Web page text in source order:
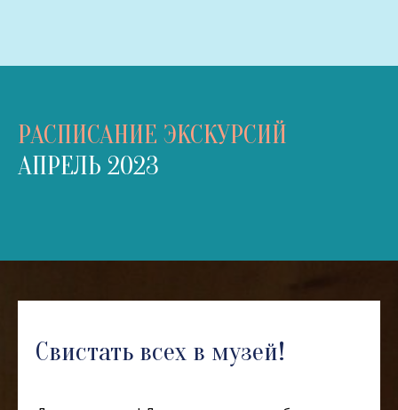
РАСПИСАНИЕ ЭКСКУРСИЙ
АПРЕЛЬ 2023
Свистать всех в музей!